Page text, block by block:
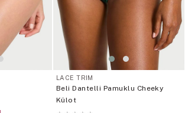
LACE TRIM
Beli Dantelli Pamuklu Cheeky
Külot